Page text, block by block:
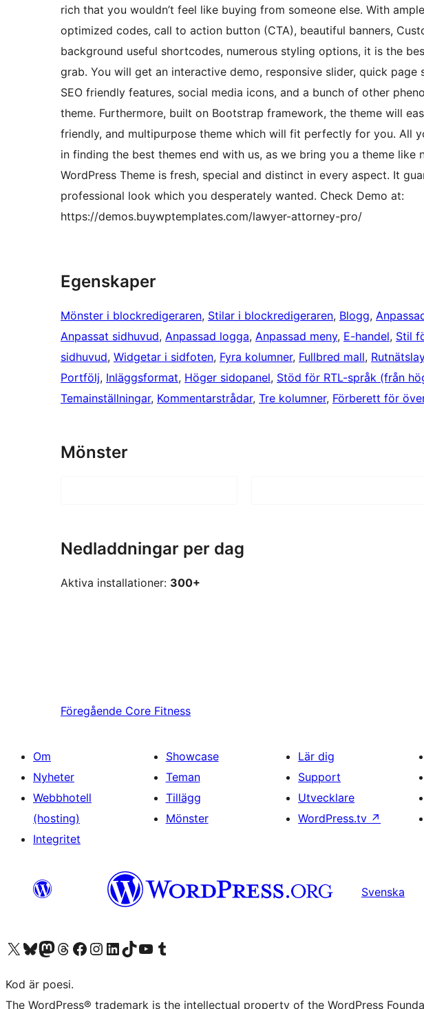
rich that you wouldn’t feel like buying from someone else. With
optimized codes, call to action button (CTA), beautiful banners,
background useful shortcodes, numerous styling options, it is the
grab. You will get an interactive demo, responsive slider, quick page
SEO friendly features, social media icons, and a bunch of other
theme. Furthermore, built on Bootstrap framework, the theme will
friendly, and multipurpose theme which will fit perfectly for you. All
in finding the best themes end with us, as we bring you a theme like
WordPress Theme is fresh, special and distinct in every aspect. It
professional look which you desperately wanted. Check Demo at:
https://demos.buywptemplates.com/lawyer-attorney-pro/
Egenskaper
Mönster i blockredigeraren, Stilar i blockredigeraren, Blogg,
Anpassat sidhuvud, Anpassad logga, Anpassad meny, E-handel, Stil
sidhuvud, Widgetar i sidfoten, Fyra kolumner, Fullbred mall,
Portfölj, Inläggsformat, Höger sidopanel, Stöd för RTL-språk (från
Temainställningar, Kommentarstrådar, Tre kolumner, Förberett för
Mönster
Nedladdningar per dag
Aktiva installationer: 300+
Föregående Core Fitness
Om
Nyheter
Webbhotell
(hosting)
Integritet
Showcase
Teman
Tillägg
Mönster
Lär dig
Support
Utvecklare
WordPress.tv ↗
Svenska
Besök vår X-konto (f.d. Twitter)
Besök vårt Bluesky-konto
Besök vårt Mastodon-konto
Besök vårt Thread-konto
Besök vår Facebook-sidaBesök vårt Instagram-konto
Besök vårt LinkedIn-konto
Besök vårt TikTok-konto
Besök vår YouTube-kanalBesök vårt Tumblr-konto
Kod är poesi.
The WordPress® trademark is the intellectual property of the WordPress